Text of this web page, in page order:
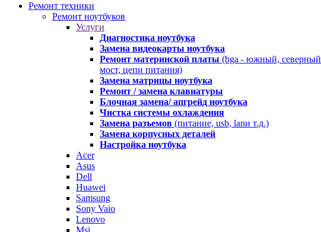
Ремонт техники
Ремонт ноутбуков
Услуги
Диагностика ноутбука
Замена видеокарты ноутбука
Ремонт материнской платы (bga - южный, северный
мост, цепи питания)
Замена матрицы ноутбука
Ремонт / замена клавиатуры
Блочная замена/ апгрейд ноутбука
Чистка системы охлаждения
Замена разъемов (питание, usb, lanи т.д.)
Замена корпусных деталей
Настройка ноутбука
Acer
Asus
Dell
Huawei
Samsung
Sony Vaio
Lenovo
Msi